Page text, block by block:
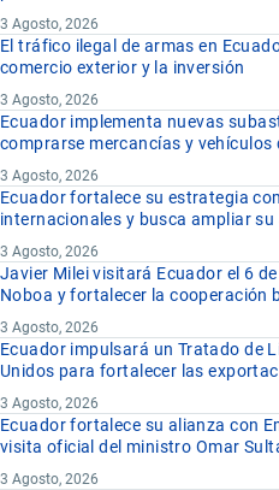
3 Agosto, 2026
El tráfico ilegal de armas en
comercio exterior y la inversión
3 Agosto, 2026
Ecuador implementa nuevas
comprarse mercancías y
3 Agosto, 2026
Ecuador fortalece su estrategia
internacionales y busca ampliar
3 Agosto, 2026
Javier Milei visitará Ecuador el 6
Noboa y fortalecer la cooperación
3 Agosto, 2026
Ecuador impulsará un Tratado de
Unidos para fortalecer las
3 Agosto, 2026
Ecuador fortalece su alianza con
visita oficial del ministro Omar
3 Agosto, 2026